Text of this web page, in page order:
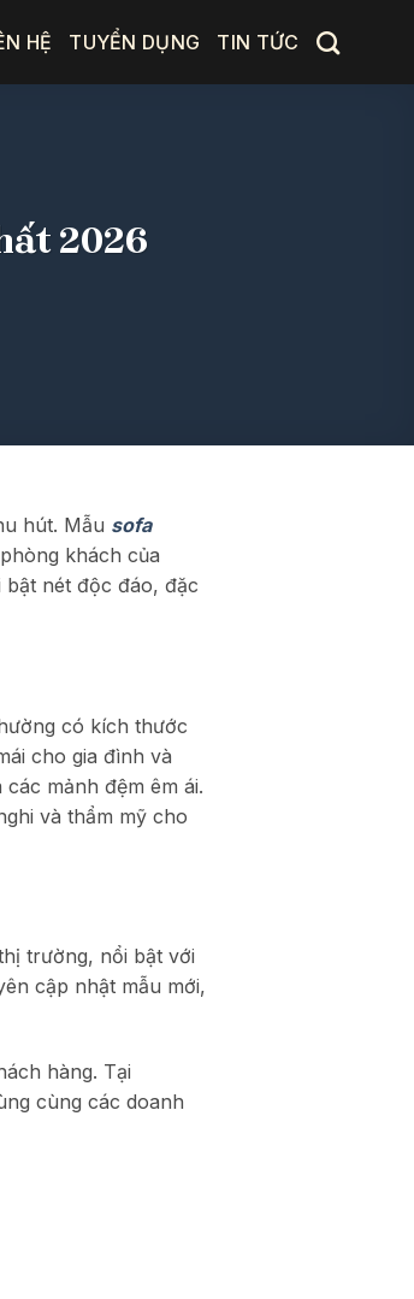
HỆ TUYỂN DỤNG TIN TỨC
2026
hút. Mẫu sofa
khách của
nét độc đáo, đặc
có kích thước
cho gia đình và
mảnh đệm êm ái.
và thẩm mỹ cho
trường, nổi bật với
cập nhật mẫu mới,
hàng. Tại
cùng các doanh